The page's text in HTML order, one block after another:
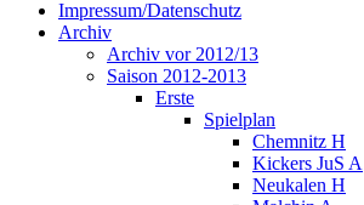
Impressum/Datenschutz
Archiv
Archiv vor 2012/13
Saison 2012-2013
Erste
Spielplan
Chemnitz H
Kickers JuS A
Neukalen H